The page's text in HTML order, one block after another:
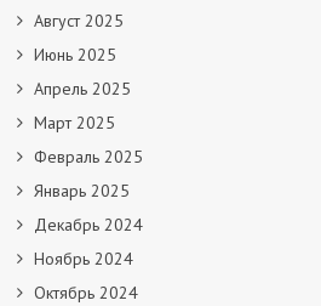
Август 2025
Июнь 2025
Апрель 2025
Март 2025
Февраль 2025
Январь 2025
Декабрь 2024
Ноябрь 2024
Октябрь 2024